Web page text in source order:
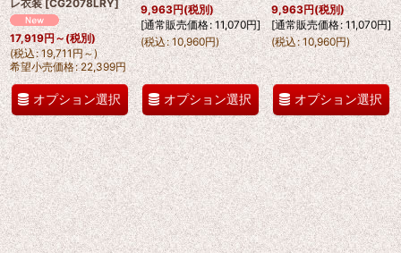
レ衣装 [CG2078LRY]
17,919円～(税別)
(税込: 19,711円～)
希望小売価格: 22,399円
オプション選択
9,963円(税別)
[通常販売価格: 11,070円]
(税込: 10,960円)
オプション選択
9,963円(税別)
[通常販売価格: 11,070円]
(税込: 10,960円)
オプション選択